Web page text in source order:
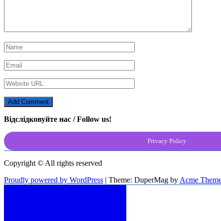
Відслідковуйте нас / Follow us!
Privacy Policy
Copyright © All rights reserved
Proudly powered by WordPress | Theme: DuperMag by Acme